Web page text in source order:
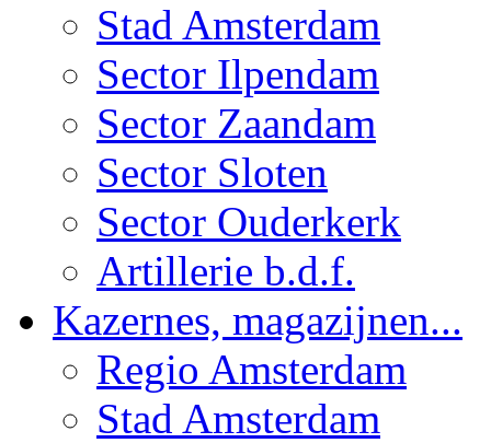
Stad Amsterdam
Sector Ilpendam
Sector Zaandam
Sector Sloten
Sector Ouderkerk
Artillerie b.d.f.
Kazernes, magazijnen...
Regio Amsterdam
Stad Amsterdam